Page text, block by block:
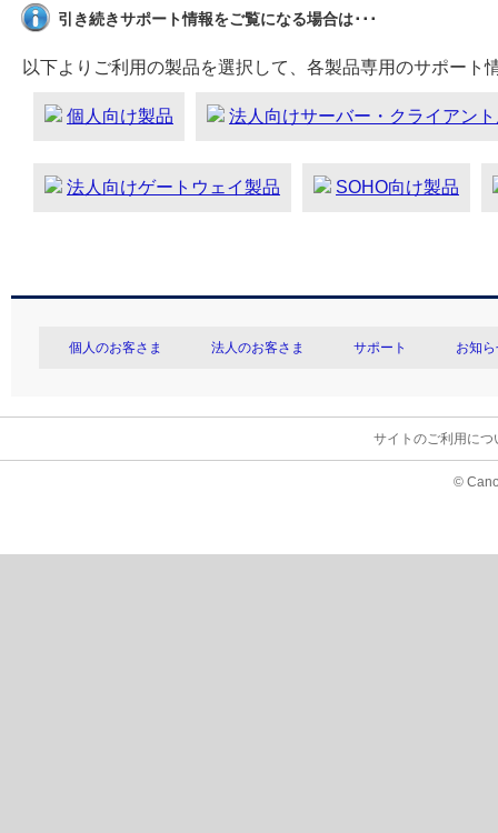
引き続きサポート情報をご覧になる場合は･･･
以下よりご利用の製品を選択して、各製品専用のサポート
個人向け製品 法人向けサーバー・クライアン
法人向けゲートウェイ製品 SOHO向け製品
個人のお客さま 法人のお客さま サポート お知
サイトのご利用につ
©